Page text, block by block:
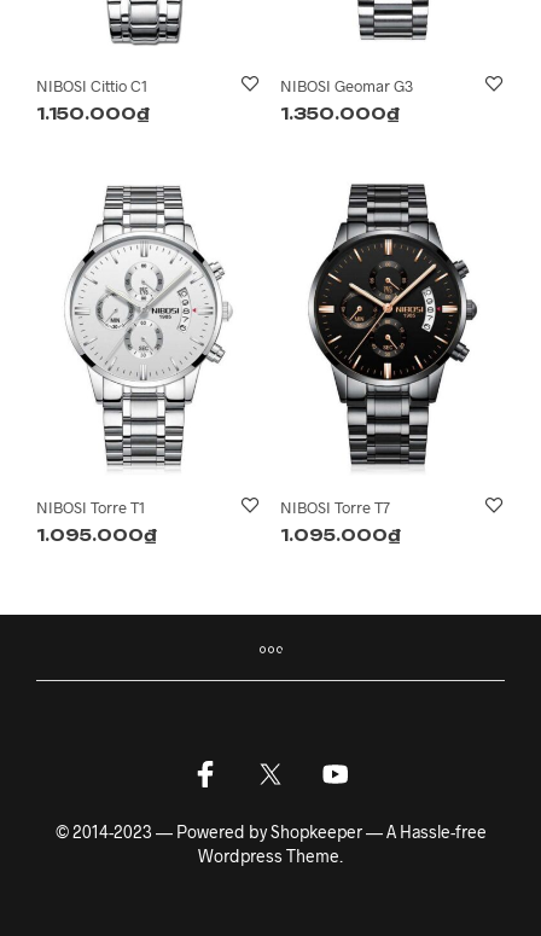
NIBOSI Cittio C1
1.150.000₫
NIBOSI Geomar G3
1.350.000₫
NIBOSI Torre T1
1.095.000₫
NIBOSI Torre T7
1.095.000₫
© 2014-2023 — Powered by Shopkeeper — A Hassle-free
Wordpress Theme.